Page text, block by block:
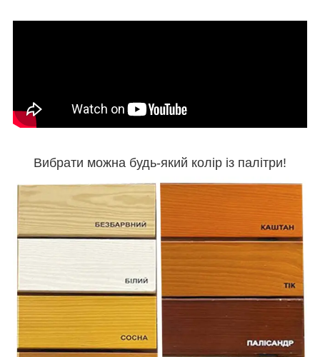
Вибрати можна будь-який колір із палітри!